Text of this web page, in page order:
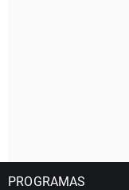
PROGRAMAS